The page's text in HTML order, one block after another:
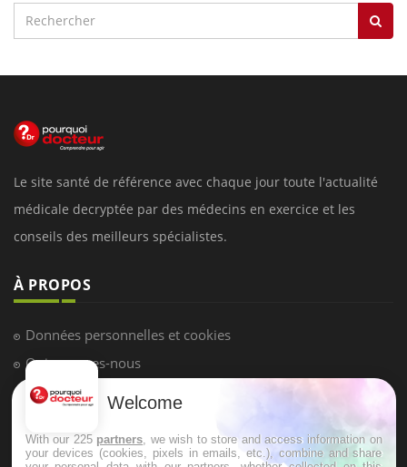
Le site santé de référence avec chaque jour toute l'actualité
médicale decryptée par des médecins en exercice et les
conseils des meilleurs spécialistes.
À PROPOS
Données personnelles et cookies
Qui sommes-nous
Conditions d'utilisation
Mentions Légales
Welcome
With our 225 partners , we wish to store and access information on
your devices (cookies, pixels in emails, etc.), combine and share